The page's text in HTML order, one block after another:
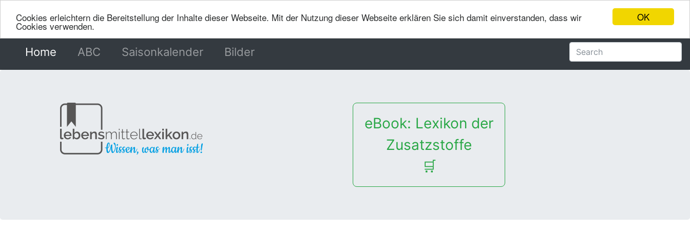
OK
Cookies erleichtern die Bereitstellung der Inhalte dieser Webseite. Mit der Nutzung dieser Webseite erklären Sie sich damit einverstanden, dass wir
Cookies verwenden.
Home (current)
ABC Saisonkalender Bilder
eBook: Lexikon der
Zusatzstoffe
🛒